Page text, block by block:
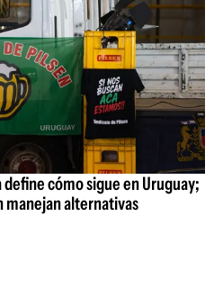
define cómo sigue en Uruguay;
alternativas